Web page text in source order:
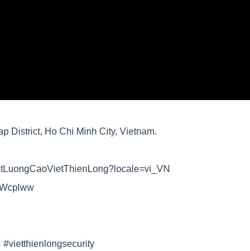
District, Ho Chi Minh City, Vietnam.
#vietthienlongsecurity